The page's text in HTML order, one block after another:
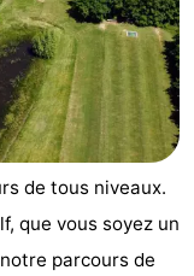
de tous niveaux.
que vous soyez un
parcours de